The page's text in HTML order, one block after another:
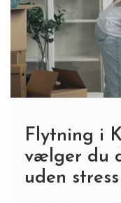
Flytning i
vælger du
uden stress